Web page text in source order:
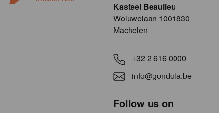
Kasteel Beaulieu
​​​Woluwelaan 1001830
Machelen
+32 2 616 0000
info@gondola.be
Follow us on